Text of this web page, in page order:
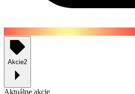
Akcie2
Aktuálne akcie